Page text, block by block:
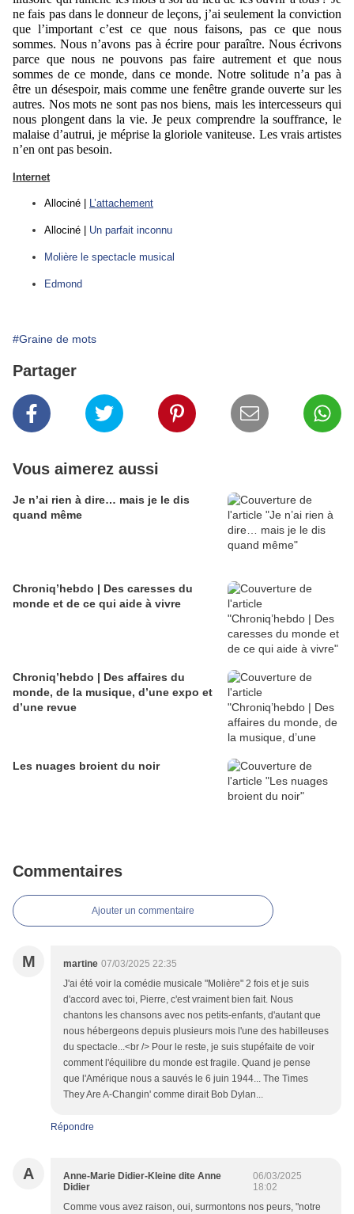
ne fais pas dans le donneur de leçons, j’ai seulement la conviction
que l’important c’est ce que nous faisons, pas ce que nous
sommes. Nous n’avons pas à écrire pour paraître. Nous écrivons
parce que nous ne pouvons pas faire autrement et que nous
sommes de ce monde, dans ce monde. Notre solitude n’a pas à
être un désespoir, maiscomme une fenêtre grande ouverte sur les
autres. Nos mots ne sont pas nos biens, mais les intercesseurs qui
nous plongent dans la vie. Je peux comprendre la souffrance, le
malaise d’autrui, je méprise la gloriole vaniteuse. Les vrais artistes
n’en ont pas besoin.
Internet
Allociné L’attachement
Allociné | Un parfait inconnu
Molière le spectacle musical
Edmond
#Graine de mots
Partager
Vous aimerez aussi
Je n’ai rien à dire… mais je le dis
quand même
Chroniq’hebdo | Des caresses du
monde et de ce qui aide à vivre
Chroniq’hebdo | Des affaires du
monde, de la musique, d’une expo et
d’une revue
Les nuages broient du noir
Commentaires
Ajouter un commentaire
M martine 07/03/2025 22:35
J'ai été voir la comédie musicale "Molière" 2 fois et je suis
d'accord avec toi, Pierre, c'est vraiment bien fait. Nous
chantons les chansons avec nos petits-enfants, d'autant que
nous hébergeons depuis plusieurs mois l'une des habilleuses
du spectacle...<br /> Pour le reste, je suis stupéfaite de voir
comment l'équilibre du monde est fragile. Quand je pense
que l'Amérique nous a sauvés le 6 juin 1944... The Times
They Are A-Changin' comme dirait Bob Dylan...
Répondre
A
Anne-Marie Didier-Kleine dite Anne
Didier
06/03/2025
18:02
Comme vous avez raison, oui, surmontons nos peurs, "notre